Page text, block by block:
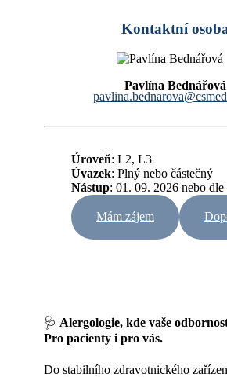
Kontaktní
Pavlína Bednářová
Úroveň: L2, L3
Úvazek: Plný nebo částečný
Nástup: 01. 09. 2026 nebo
Mám zájem
🩺 Alergologie, kde vaše
Pro pacienty i pro vás.
Do stabilního zdravotnického